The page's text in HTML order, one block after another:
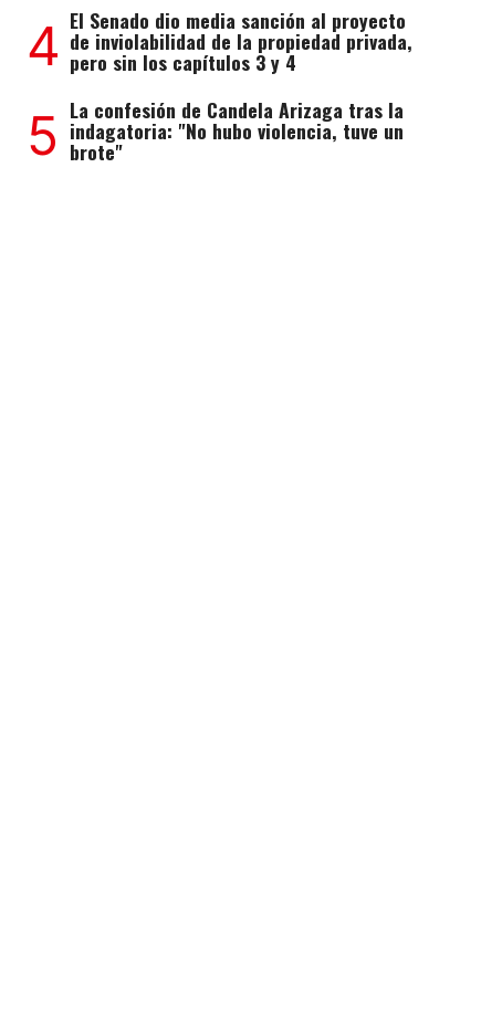
4 El Senado dio media sanción al proyecto
de inviolabilidad de la propiedad privada,
pero sin los capítulos 3 y 4
5 La confesión de Candela Arizaga tras la
indagatoria: "No hubo violencia, tuve un
brote"